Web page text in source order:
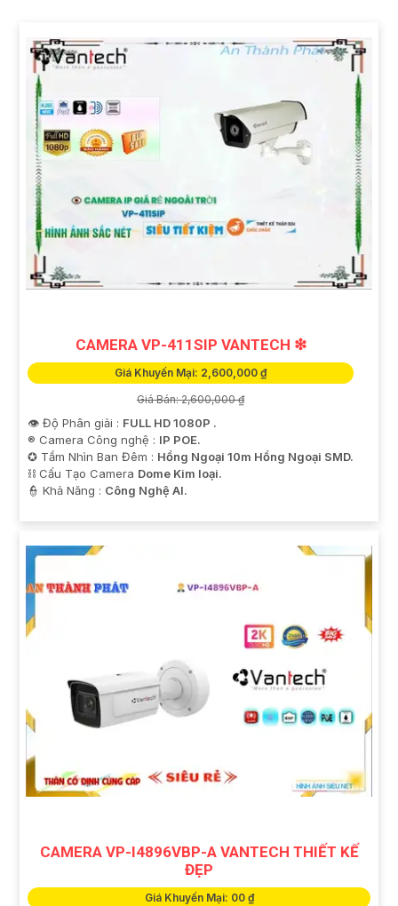
Thực**: Quý vị có thể theo dõi và giám sát từ xa mọi
hoạt động trong công ty/ngôi nhà 24/7 thông qua ứng
dụng di động hoặc máy tính cá nhân. ✪
**Lưu Trữ
An Toàn**: Dữ liệu hình ảnh được lưu trữ an toàn và
dễ dàng truy xuất khi cần thiết, giúp hỗ trợ điều tra và
xác minh sự kiện. ✺ 4:
**Tích hợp Hệ Thống**: Hệ
thống Camera AI Thông Minh có thể kết hợp với các
thiết bị an ninh khác để tạo lập một hệ thống an ninh
hoàn chỉnh.
Chúng tôi rất hân hạnh được phục vụ và hợp tác cùng
Quý vị.
Trân trọng,
CAMERA VP-411SIP VANTECH ❇
Giá Khuyến Mại: 2,600,000 ₫
Giá Bán: 2,600,000 ₫
👁 Độ Phân giải : FULL HD 1080P .
®️ Camera Công nghệ : IP POE.
✪ Tầm Nhìn Ban Đêm : Hồng Ngoại 10m Hồng Ngoại SMD.
⛓ Cấu Tạo Camera Dome Kim loại.
️👮 Khả Năng : Công Nghệ AI.
CAMERA VP-I4896VBP-A VANTECH THIẾT KẾ
ĐẸP
Giá Khuyến Mại: 00 ₫